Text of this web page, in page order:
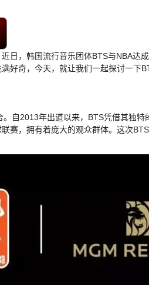
日，韩国流行音乐团体BTS与NBA达
好奇，今天，就让我们一起探讨一下
自2013年出道以来，BTS凭借其独
赛，拥有着庞大的观众群体。这次